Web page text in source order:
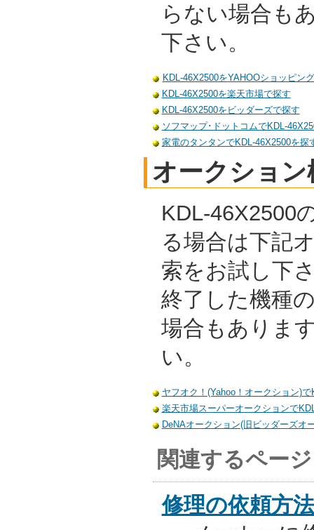
らない場合も
下さい。
KDL-46X2500をYAHOOショッピン
KDL-46X2500を楽天市場で探す
KDL-46X2500をビッダーズで探す
ソフマップ･ドットコムでKDL-
家電のタンタンでKDL-46X2500を探
オークション
KDL-46X2500
る場合は下記
索をお試し下
終了した機種
場合もありま
い。
ヤフオク！(Yahoo！オークション)
楽天市場スーパーオークションで
DeNAオークション(旧ビッダーズオ
関連するページ
修理の依頼方法